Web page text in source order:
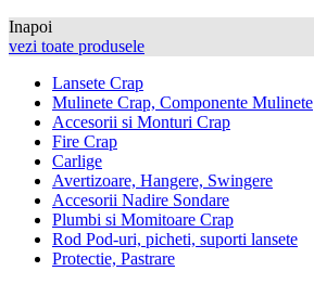
Inapoi
vezi toate produsele
Lansete Crap
Mulinete Crap, Componente Mulinete
Accesorii si Monturi Crap
Fire Crap
Carlige
Avertizoare, Hangere, Swingere
Accesorii Nadire Sondare
Plumbi si Momitoare Crap
Rod Pod-uri, picheti, suporti lansete
Protectie, Pastrare